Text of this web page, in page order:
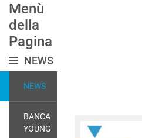
Menù
della
Pagina
NEWS
NEWS
BANCA
YOUNG